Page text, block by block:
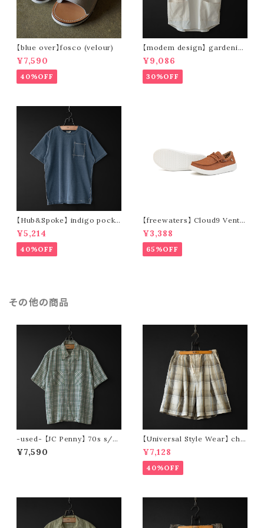
【blue over】fosco (velour)
¥7,590
40%OFF
【modem design】 gardenin
g s/s shirt (sand)
¥9,086
30%OFF
【Hub&Spoke】 indigo pocke
t t-shirt (light indigo)
¥5,214
40%OFF
【freewaters】 Cloud9 Ventu
re - Lace Up (brown)
¥3,388
65%OFF
その他の商品
-used- 【JC Penny】 70s s/s
check shirt
¥7,590
【Universal Style Wear】 che
ck wide short pants
¥7,128
40%OFF